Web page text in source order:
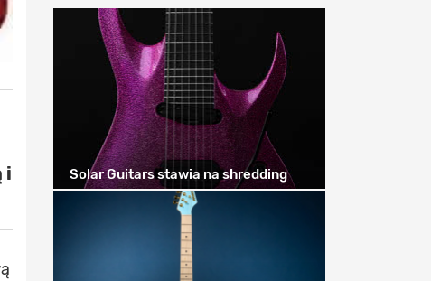
i
Solar Guitars stawia na shredding